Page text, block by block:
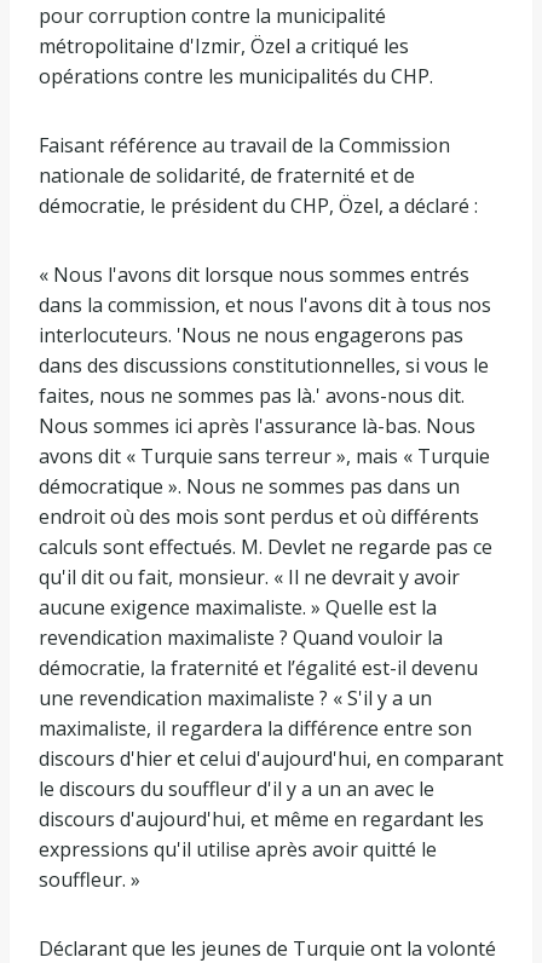
pour corruption contre la municipalité
métropolitaine d'Izmir, Özel a critiqué les
opérations contre les municipalités du CHP.
Faisant référence au travail de la Commission
nationale de solidarité, de fraternité et de
démocratie, le président du CHP, Özel, a déclaré :
« Nous l'avons dit lorsque nous sommes entrés
dans la commission, et nous l'avons dit à tous nos
interlocuteurs. 'Nous ne nous engagerons pas
dans des discussions constitutionnelles, si vous le
faites, nous ne sommes pas là.' avons-nous dit.
Nous sommes ici après l'assurance là-bas. Nous
avons dit « Turquie sans terreur », mais « Turquie
démocratique ». Nous ne sommes pas dans un
endroit où des mois sont perdus et où différents
calculs sont effectués. M. Devlet ne regarde pas ce
qu'il dit ou fait, monsieur. « Il ne devrait y avoir
aucune exigence maximaliste. » Quelle est la
revendication maximaliste ? Quand vouloir la
démocratie, la fraternité et l’égalité est-il devenu
une revendication maximaliste ? « S'il y a un
maximaliste, il regardera la différence entre son
discours d'hier et celui d'aujourd'hui, en comparant
le discours du souffleur d'il y a un an avec le
discours d'aujourd'hui, et même en regardant les
expressions qu'il utilise après avoir quitté le
souffleur. »
Déclarant que les jeunes de Turquie ont la volonté